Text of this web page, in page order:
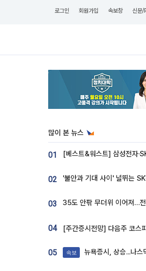
로그인 회원가입 속보창 신문/
많이 본 뉴스
01
02
03
04
05 속보 뉴욕증시, 상승...나